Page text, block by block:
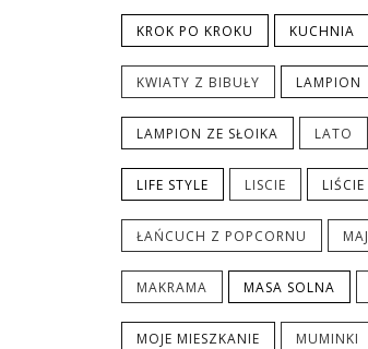
KROK PO KROKU KUCHNIA
KWIATY Z BIBUŁY LAMPION
LAMPION ZE SŁOIKA LATO
LIFE STYLE LISCIE LIŚCIE
ŁAŃCUCH Z POPCORNU MAJ
MAKRAMA MASA SOLNA
MOJE MIESZKANIE MUMINKI